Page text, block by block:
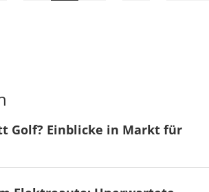
Golf? Einblicke in Markt für